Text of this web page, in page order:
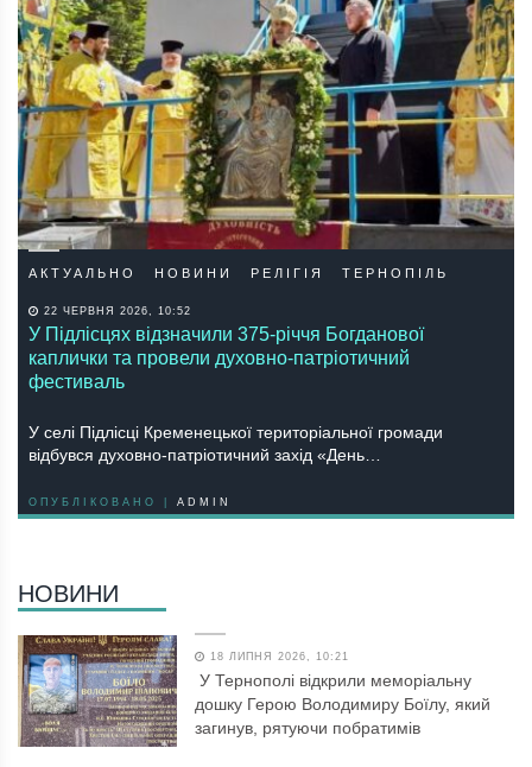
АКТУАЛЬНО НОВИНИ РЕЛІГІЯ ТЕРНОПІЛЬ
22 ЧЕРВНЯ 2026, 10:52
У Підлісцях відзначили 375-річчя Богданової
каплички та провели духовно-патріотичний
фестиваль
У селі Підлісці Кременецької територіальної громади
відбувся духовно-патріотичний захід «День…
ОПУБЛІКОВАНО | ADMIN
НОВИНИ
18 ЛИПНЯ 2026, 10:21
У Тернополі відкрили меморіальну
дошку Герою Володимиру Боїлу, який
загинув, рятуючи побратимів